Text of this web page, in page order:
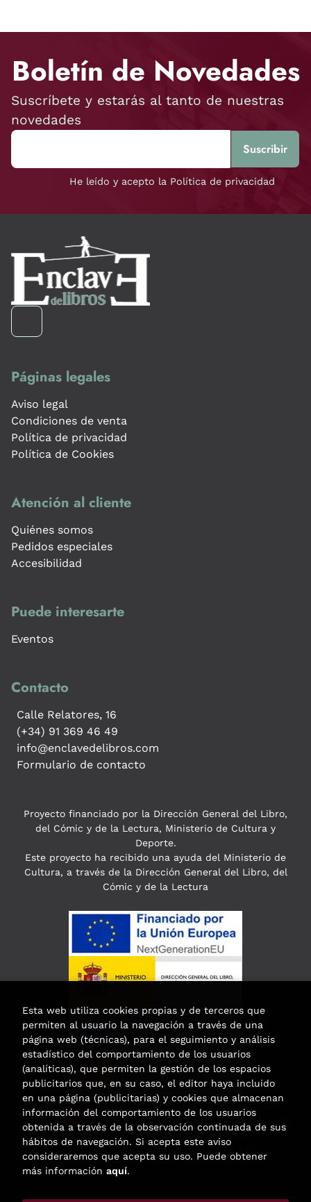
Boletín de Novedades
Suscríbete y estarás al tanto de nuestras
novedades
He leído y acepto la Política de privacidad
Páginas legales
Aviso legal
Condiciones de venta
Política de privacidad
Política de Cookies
Atención al cliente
Quiénes somos
Pedidos especiales
Accesibilidad
Puede interesarte
Eventos
Contacto
Calle Relatores, 16
(+34) 91 369 46 49
info@enclavedelibros.com
Formulario de contacto
Proyecto financiado por la Dirección General del Libro,
del Cómic y de la Lectura, Ministerio de Cultura y
Deporte.
Este proyecto ha recibido una ayuda del Ministerio de
Cultura, a través de la Dirección General del Libro, del
Cómic y de la Lectura
Esta actividad ha recibido una ayuda
para la modernización de las librerías de
la Comunidad de Madrid
correspondiente al año 2025.
Esta web utiliza cookies propias y de terceros que
permiten al usuario la navegación a través de una
página web (técnicas), para el seguimiento y análisis
estadístico del comportamiento de los usuarios
(analíticas), que permiten la gestión de los espacios
publicitarios que, en su caso, el editor haya incluido
en una página (publicitarias) y cookies que almacenan
información del comportamiento de los usuarios
obtenida a través de la observación continuada de sus
hábitos de navegación. Si acepta este aviso
consideraremos que acepta su uso. Puede obtener
más información aquí.